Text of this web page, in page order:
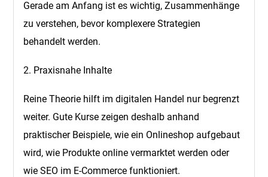
Gerade am Anfang ist es wichtig, Zusammenhänge
zu verstehen, bevor komplexere Strategien
behandelt werden.
2. Praxisnahe Inhalte
Reine Theorie hilft im digitalen Handel nur begrenzt
weiter. Gute Kurse zeigen deshalb anhand
praktischer Beispiele, wie ein Onlineshop aufgebaut
wird, wie Produkte online vermarktet werden oder
wie SEO im E-Commerce funktioniert.